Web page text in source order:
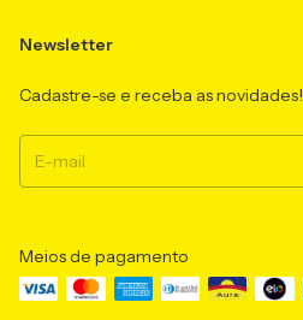
Newsletter
Cadastre-se e receba as novidades!
Meios de pagamento